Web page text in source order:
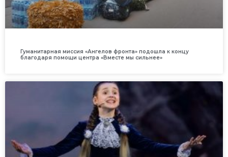
Гуманитарная миссия «Ангелов фронта» подошла к концу
благодаря помощи центра «Вместе мы сильнее»